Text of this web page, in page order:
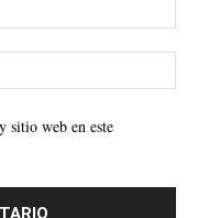
sitio web en este